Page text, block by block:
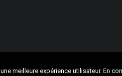
meilleure expérience utilisateur. En